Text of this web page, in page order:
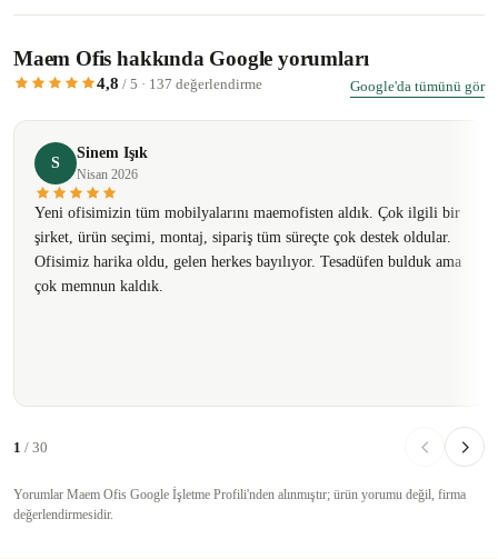
Maem Ofis hakkında Google yorumları
4,8 / 5 · 137 değerlendirme Google'da tümünü gör
S
Sinem Işık
Nisan 2026
Yeni ofisimizin tüm mobilyalarını maemofisten aldık. Çok ilgili bir
şirket, ürün seçimi, montaj, sipariş tüm süreçte çok destek oldular.
Ofisimiz harika oldu, gelen herkes bayılıyor. Tesadüfen bulduk ama
çok memnun kaldık.
1 / 30
Yorumlar Maem Ofis Google İşletme Profili'nden alınmıştır; ürün yorumu değil, firma
değerlendirmesidir.